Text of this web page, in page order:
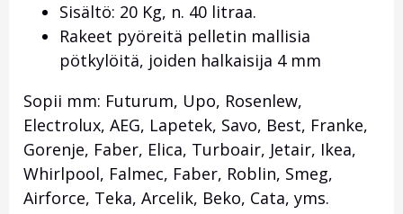
Sisältö: 20 Kg, n. 40 litraa.
Rakeet pyöreitä pelletin mallisia
pötkylöitä, joiden halkaisija 4 mm
Sopii mm: Futurum, Upo, Rosenlew,
Electrolux, AEG, Lapetek, Savo, Best, Franke,
Gorenje, Faber, Elica, Turboair, Jetair, Ikea,
Whirlpool, Falmec, Faber, Roblin, Smeg,
Airforce, Teka, Arcelik, Beko, Cata, yms.